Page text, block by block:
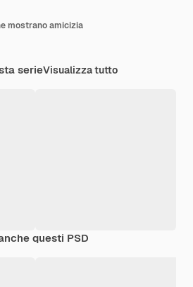
mostrano amicizia
serieVisualizza tutto
questi PSD